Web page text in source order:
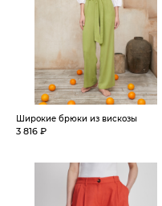
Широкие брюки из вискозы
3 816 ₽